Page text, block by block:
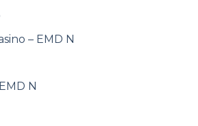
– EMD N
N